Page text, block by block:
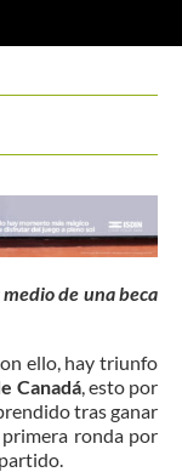
de una beca
ello, hay triunfo
Canadá, esto por
tras ganar
primera ronda por